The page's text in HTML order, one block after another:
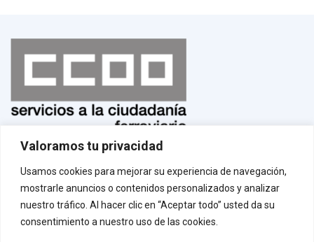
Valoramos tu privacidad
Usamos cookies para mejorar su experiencia de navegación,
mostrarle anuncios o contenidos personalizados y analizar
nuestro tráfico. Al hacer clic en “Aceptar todo” usted da su
consentimiento a nuestro uso de las cookies.
Normas de uso
Aviso legal
Política de privacidad
Política de cookies
Contacto